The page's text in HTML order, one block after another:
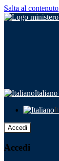
Salta al contenuto
Italiano
Accedi
Accedi